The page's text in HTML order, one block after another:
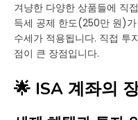
겨냥한 다양한 상품들에 직
득세 공제 한도(250만 원)가
수세가 적용됩니다. 직접 투
점이 큰 장점입니다.
🌟 ISA 계좌의